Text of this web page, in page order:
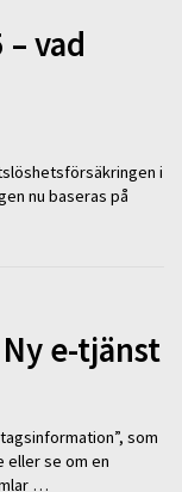
vad
i
nu baseras på
e-tjänst
som
eller se om en
…